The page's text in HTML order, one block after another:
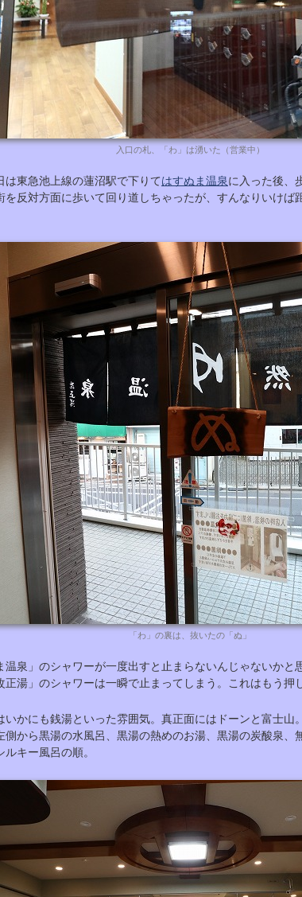
入口の札、「わ」は湧いた（営業中）
は東急池上線の蓮沼駅で下りてはすぬま温泉 に入った後、
を反対方面に歩いて回り道しちゃったが、すんなりいけば
「わ」の裏は、抜いたの「ぬ」
温泉」のシャワーが一度出すと止まらないんじゃないかと
正湯」のシャワーは一瞬で止まってしまう。これはもう押
いかにも銭湯といった雰囲気。真正面にはドーンと富士山
側から黒湯の水風呂、黒湯の熱めのお湯、黒湯の炭酸泉、
キー風呂の順。